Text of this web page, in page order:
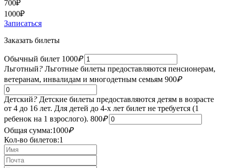
700₽
1000₽
Записаться
Заказать билеты
Обычный билет 1000₽
Льготный? Льготные билеты предоставляются пенсионерам,
ветеранам, инвалидам и многодетным семьям 900₽
Детский? Детские билеты предоставляются детям в возрасте
от 4 до 16 лет. Для детей до 4-х лет билет не требуется (1
ребенок на 1 взрослого). 800₽
Общая сумма:1000₽
Кол-во билетов:1